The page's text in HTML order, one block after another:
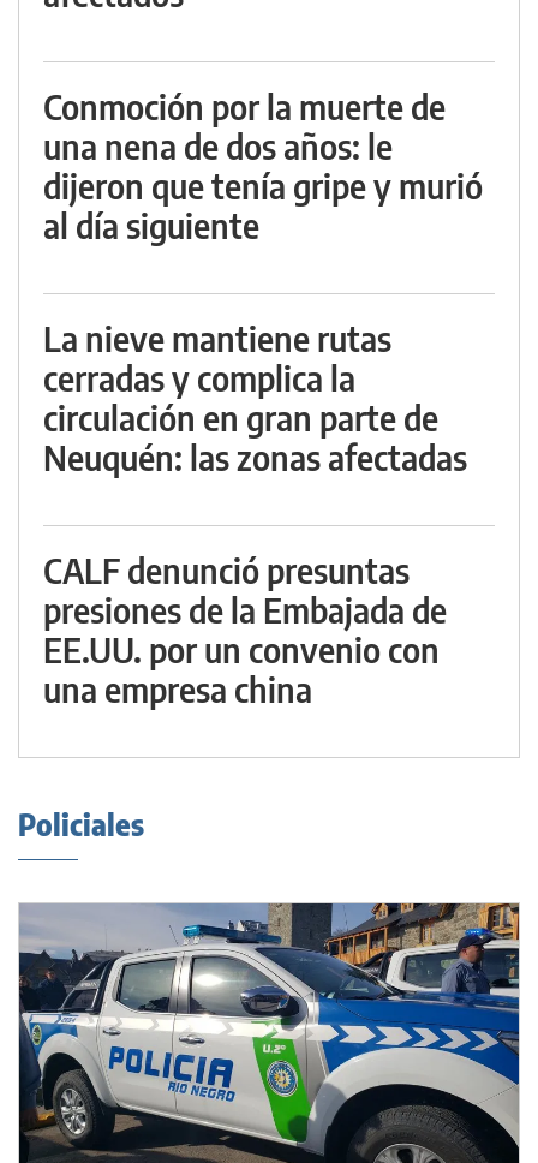
Conmoción por la muerte de
una nena de dos años: le
dijeron que tenía gripe y murió
al día siguiente
La nieve mantiene rutas
cerradas y complica la
circulación en gran parte de
Neuquén: las zonas afectadas
CALF denunció presuntas
presiones de la Embajada de
EE.UU. por un convenio con
una empresa china
Policiales